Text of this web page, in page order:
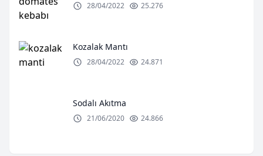
28/04/2022 25.276
Kozalak Mantı
28/04/2022 24.871
Sodalı Akıtma
21/06/2020 24.866